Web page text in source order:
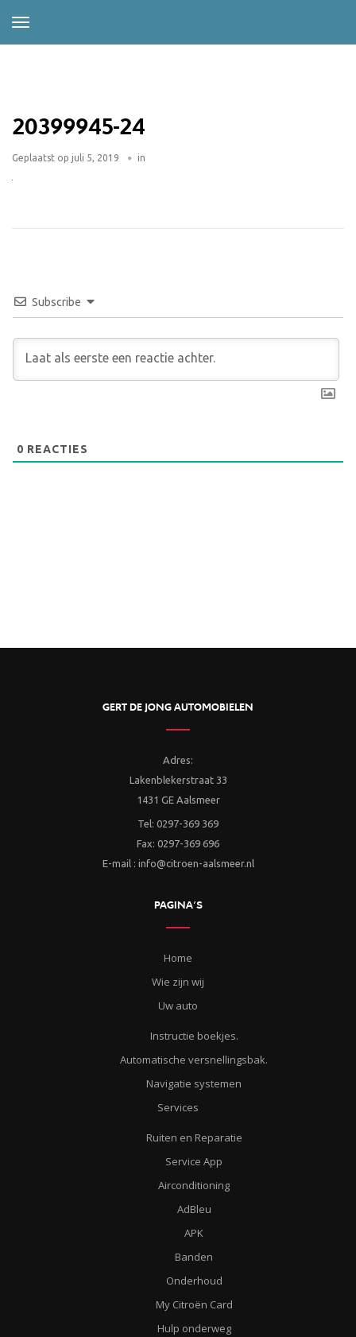
20399945-24
Geplaatst op juli 5, 2019 in
Subscribe
0 REACTIES
GERT DE JONG AUTOMOBIELEN
Adres:
Lakenblekerstraat 33
1431 GE Aalsmeer
Tel: 0297-369 369
Fax: 0297-369 696
E-mail : info@citroen-aalsmeer.nl
PAGINA’S
Home
Wie zijn wij
Uw auto
Instructie boekjes.
Automatische versnellingsbak.
Navigatie systemen
Services
Ruiten en Reparatie
Service App
Airconditioning
AdBleu
APK
Banden
Onderhoud
My Citroën Card
Hulp onderweg